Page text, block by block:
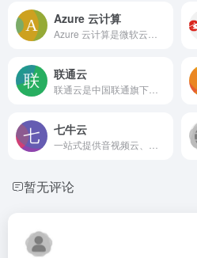
Azure 云计算
联通云
七牛云
暂无评论